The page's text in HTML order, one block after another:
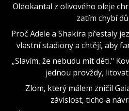
Oleokantal z olivového oleje
zatím chybí
Proč Adele a Shakira přestaly
vlastní stadiony a chtějí, aby
„Slavím, že nebudu mít děti."
jednou provždy,
Zlom, který málem zničil
závislost, ticho a